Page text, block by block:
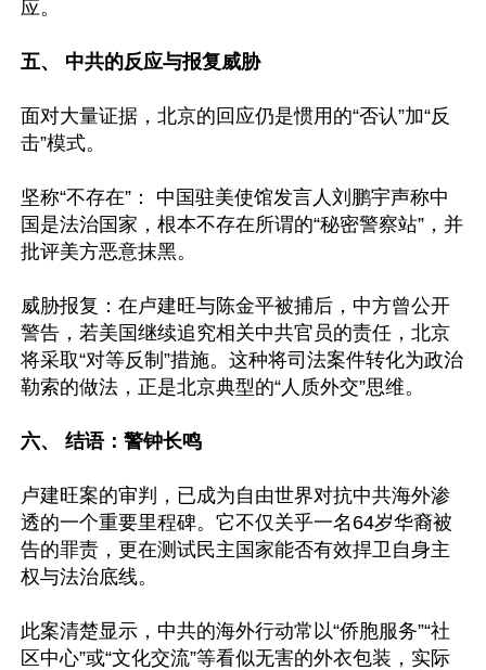
应。
五、 中共的反应与报复威胁
面对大量证据，北京的回应仍是惯用的“否认”加“反
击”模式。
坚称“不存在”： 中国驻美使馆发言人刘鹏宇声称中
国是法治国家，根本不存在所谓的“秘密警察站”，并
批评美方恶意抹黑。
威胁报复：在卢建旺与陈金平被捕后，中方曾公开
警告，若美国继续追究相关中共官员的责任，北京
将采取“对等反制”措施。这种将司法案件转化为政治
勒索的做法，正是北京典型的“人质外交”思维。
六、 结语：警钟长鸣
卢建旺案的审判，已成为自由世界对抗中共海外渗
透的一个重要里程碑。它不仅关乎一名64岁华裔被
告的罪责，更在测试民主国家能否有效捍卫自身主
权与法治底线。
此案清楚显示，中共的海外行动常以“侨胞服务”“社
区中心”或“文化交流”等看似无害的外衣包装，实际